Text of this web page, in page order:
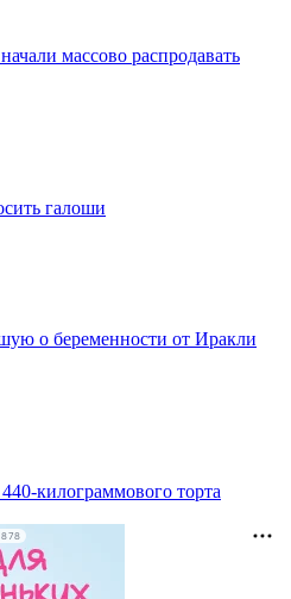
массово распродавать
галоши
о беременности от Иракли
килограммового торта